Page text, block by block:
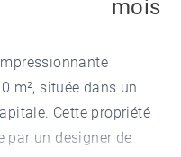
mois
m², située dans un
Cette propriété
par un designer de